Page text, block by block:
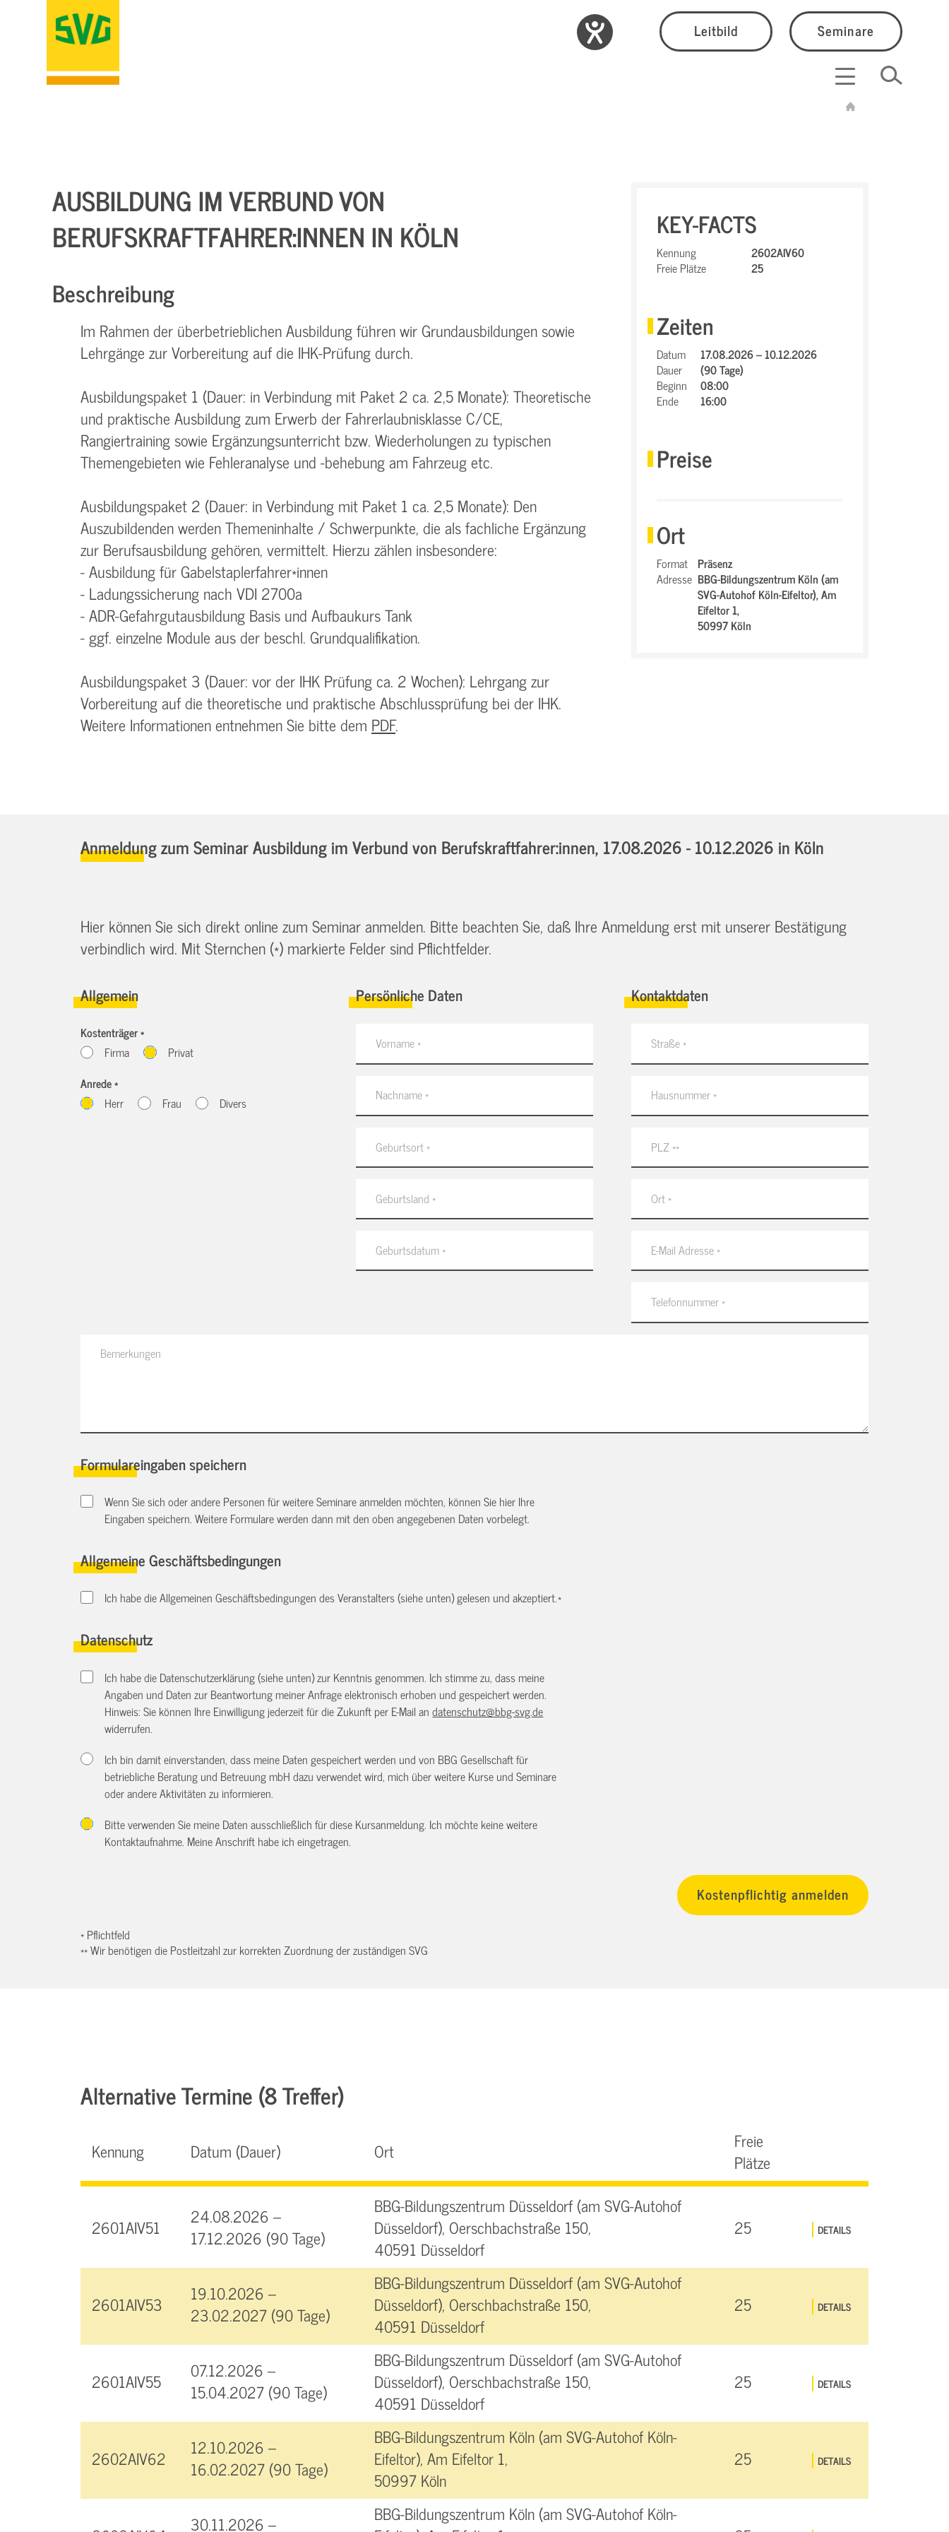
Leitbild Seminare
AUSBILDUNG IM VERBUND VON
BERUFSKRAFTFAHRER:INNEN IN KÖLN
Beschreibung
Im Rahmen der überbetrieblichen Ausbildung führen wir Grundausbildungen sowie
Lehrgänge zur Vorbereitung auf die IHK-Prüfung durch.
Ausbildungspaket 1 (Dauer: in Verbindung mit Paket 2 ca. 2,5 Monate): Theoretische
und praktische Ausbildung zum Erwerb der Fahrerlaubnisklasse C/CE,
Rangiertraining sowie Ergänzungsunterricht bzw. Wiederholungen zu typischen
Themengebieten wie Fehleranalyse und -behebung am Fahrzeug etc.
Ausbildungspaket 2 (Dauer: in Verbindung mit Paket 1 ca. 2,5 Monate): Den
Auszubildenden werden Themeninhalte / Schwerpunkte, die als fachliche Ergänzung
zur Berufsausbildung gehören, vermittelt. Hierzu zählen insbesondere:
- Ausbildung für Gabelstaplerfahrer*innen
- Ladungssicherung nach VDI 2700a
- ADR-Gefahrgutausbildung Basis und Aufbaukurs Tank
- ggf. einzelne Module aus der beschl. Grundqualifikation.
Ausbildungspaket 3 (Dauer: vor der IHK Prüfung ca. 2 Wochen): Lehrgang zur
Vorbereitung auf die theoretische und praktische Abschlussprüfung bei der IHK.
Weitere Informationen entnehmen Sie bitte dem PDF.
KEY-FACTS
Kennung
2602AIV60
Freie Plätze
25
Zeiten
Datum
17.08.2026 – 10.12.2026
Dauer
(90 Tage)
Beginn
08:00
Ende
16:00
Preise
Ort
Format Präsenz
Adresse BBG-Bildungszentrum Köln (am
SVG-Autohof Köln-Eifeltor),Am
Eifeltor 1,
50997 Köln
Anmeldung zum Seminar Ausbildung im Verbund von Berufskraftfahrer:innen, 17.08.2026 - 10.12.2026 in Köln
Hier können Sie sich direkt online zum Seminar anmelden. Bitte beachten Sie, daß Ihre Anmeldung erst mit unserer Bestätigung
verbindlich wird. Mit Sternchen (*) markierte Felder sind Pflichtfelder.
Allgemein
Kostenträger *
Firma
Privat
Anrede *
Herr
Frau Divers
Persönliche Daten Kontaktdaten
Formulareingaben speichern
Wenn Sie sich oder andere Personen für weitere Seminare anmelden möchten, können Sie hier Ihre
Eingaben speichern. Weitere Formulare werden dann mit den oben angegebenen Daten vorbelegt.
Allgemeine Geschäftsbedingungen
Ich habe die Allgemeinen Geschäftsbedingungen des Veranstalters (siehe unten) gelesen und akzeptiert.*
Datenschutz
Ich habe die Datenschutzerklärung (siehe unten) zur Kenntnis genommen. Ich stimme zu, dass meine
Angaben und Daten zur Beantwortung meiner Anfrage elektronisch erhoben und gespeichert werden.
Hinweis: Sie können Ihre Einwilligung jederzeit für die Zukunft per E-Mail andatenschutz@bbg-svg.de
widerrufen.
Ich bin damit einverstanden, dass meine Daten gespeichert werden und von BBG Gesellschaft für
betriebliche Beratung und Betreuung mbH dazu verwendet wird, mich über weitere Kurse und Seminare
oder andere Aktivitäten zu informieren.
Bitte verwenden Sie meine Daten ausschließlich für diese Kursanmeldung. Ich möchte keine weitere
Kontaktaufnahme. Meine Anschrift habe ich eingetragen.
* Pflichtfeld
** Wir benötigen die Postleitzahl zur korrekten Zuordnung der zuständigen SVG
Alternative Termine (8 Treffer)
Kennung Datum (Dauer) Ort
Freie
Plätze
2601AIV51
24.08.2026 –
17.12.2026 (90 Tage)
BBG-Bildungszentrum Düsseldorf (am SVG-Autohof
Düsseldorf), Oerschbachstraße 150,
40591 Düsseldorf
25 DETAILS
2601AIV53
19.10.2026 –
23.02.2027 (90 Tage)
BBG-Bildungszentrum Düsseldorf (am SVG-Autohof
Düsseldorf), Oerschbachstraße 150,
40591 Düsseldorf
25 DETAILS
2601AIV55
07.12.2026 –
15.04.2027 (90 Tage)
BBG-Bildungszentrum Düsseldorf (am SVG-Autohof
Düsseldorf), Oerschbachstraße 150,
40591 Düsseldorf
25 DETAILS
2602AIV62
12.10.2026 –
16.02.2027 (90 Tage)
BBG-Bildungszentrum Köln (am SVG-Autohof Köln-
Eifeltor), Am Eifeltor 1,
50997 Köln
25 DETAILS
30.11.2026 –
BBG-Bildungszentrum Köln (am SVG-Autohof Köln-